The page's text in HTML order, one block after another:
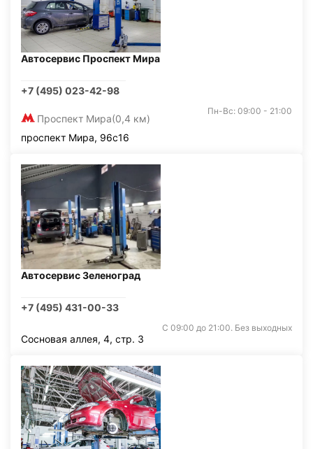
Автосервис Проспект Мира
+7 (495) 023-42-98
Проспект Мира(0,4 км)
Пн-Вс: 09:00 - 21:00
проспект Мира, 96с16
Автосервис Зеленоград
+7 (495) 431-00-33
С 09:00 до 21:00. Без выходных
Сосновая аллея, 4, стр. 3